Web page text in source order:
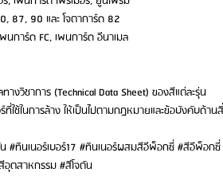
87, 90 และ โจตาการ์ด 82
นการ์ด FC, เพนการ์ด อีนาเมล
งวิชาการ (Technical Data Sheet) ของสีแต่ละรุ่น
ใช้ในการล้าง ให้เป็นไปตามกฎหมายและข้อบังคับด้าน
ตัน #ทินเนอร์เบอร์17 #ทินเนอร์ผสมสีอีพ็อกซี่ #สีอีพ็อ
อุตสาหกรรม #สีโจตัน